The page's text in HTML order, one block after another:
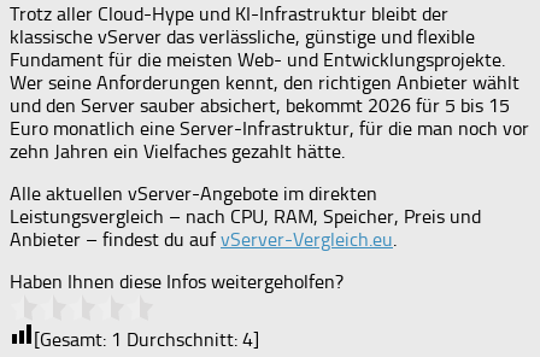
Trotz aller Cloud-Hype und KI-Infrastruktur bleibt der
klassische vServer das verlässliche, günstige und flexible
Fundament für die meisten Web- und Entwicklungsprojekte.
Wer seine Anforderungen kennt, den richtigen Anbieter wählt
und den Server sauber absichert, bekommt 2026 für 5 bis 15
Euro monatlich eine Server-Infrastruktur, für die man noch vor
zehn Jahren ein Vielfaches gezahlt hätte.
Alle aktuellen vServer-Angebote im direkten
Leistungsvergleich – nach CPU, RAM, Speicher, Preis und
Anbieter – findest du aufvServer-Vergleich.eu
Haben Ihnen diese Infos weitergeholfen?
[Gesamt: 1 Durchschnitt: 4]